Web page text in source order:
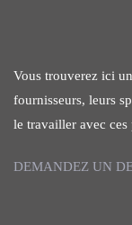
Vous trouverez ici
fournisseurs, leurs
le travailler avec ces
DEMANDEZ UN